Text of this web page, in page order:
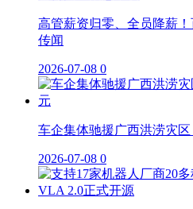
高管薪资归零、全员降薪
传闻
2026-07-08 0
车企集体驰援广西洪涝灾
2026-07-08 0